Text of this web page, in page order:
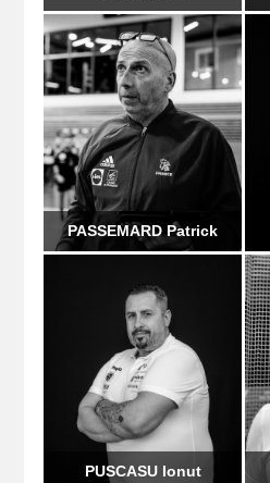
PASSEMARD Patrick
PUSCASU Ionut